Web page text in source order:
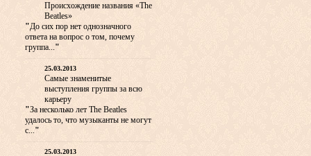
Происхождение названия «The
Beatles»
"До сих пор нет однозначного
ответа на вопрос о том, почему
группа..."
25.03.2013
Самые знаменитые
выступления группы за всю
карьеру
"За несколько лет The Beatles
удалось то, что музыканты не могут
с..."
25.03.2013